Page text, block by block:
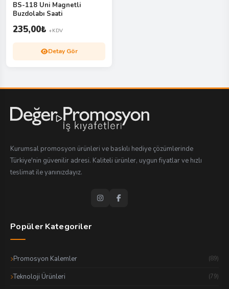
BS-118 Uni Magnetli
Buzdolabı Saati
235,00₺ +KDV
Detay Gör
Kurumsal promosyon ürünleri ve baskılı hediye çözümlerinde
Türkiye'nin güvenilir adresi. Kaliteli ürünler, uygun fiyatlar ve hızlı
teslimat ile yanınızdayız.
Popüler Kategoriler
Promosyon Kalemler (89)
Teknoloji Ürünleri (79)